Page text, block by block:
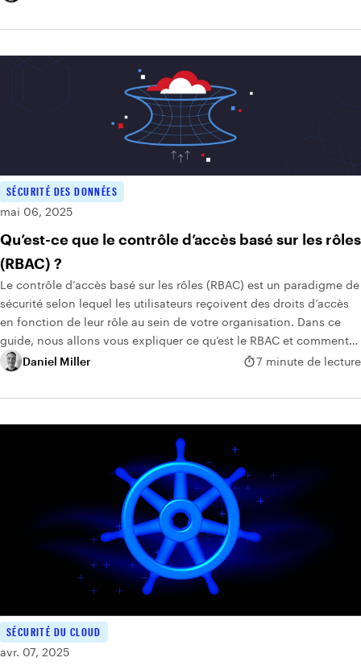
SÉCURITÉ DES DONNÉES
mai 06, 2025
Qu’est-ce que le contrôle d’accès basé sur les rôles
(RBAC) ?
Le contrôle d’accès basé sur les rôles (RBAC) est un paradigme de
sécurité selon lequel les utilisateurs reçoivent des droits d’accès
en fonction de leur rôle au sein de votre organisation. Dans ce
guide, nous allons vous expliquer ce qu’est le RBAC et comment
le mettre en œuvre.
Daniel Miller 7 minute de lecture
SÉCURITÉ DU CLOUD
avr. 07, 2025